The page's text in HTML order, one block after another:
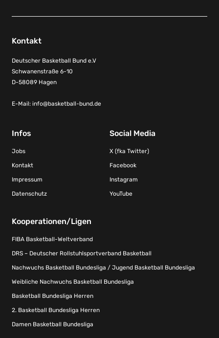
Kontakt
Deutscher Basketball Bund e.V
Schwanenstraße 6-10
D-58089 Hagen
E-Mail: info@basketball-bund.de
Infos
Jobs
Kontakt
Impressum
Datenschutz
Social Media
X (fka Twitter)
Facebook
Instagram
YouTube
Kooperationen/Ligen
FIBA Basketball-Weltverband
DRS – Deutscher Rollstuhlsportverband Basketball
Nachwuchs Basketball Bundesliga / Jugend Basketball Bundesliga
Weibliche Nachwuchs Basketball Bundesliga
Basketball Bundesliga Herren
2. Basketball Bundesliga Herren
Damen Basketball Bundesliga